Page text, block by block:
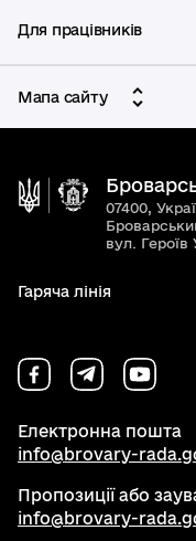
Для працівників
Мапа сайту
07400,
вул. Героїв
Гаряча лінія
Електронна пошта
info@brovary-
Пропозиції або
info@brovary-